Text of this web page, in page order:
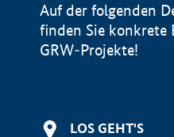
Auf der folgenden
finden Sie konkrete
GRW-Projekte!
LOS GEHT'S